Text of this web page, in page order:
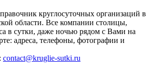
круглосуточных организаций в
области. Все компании столицы,
в сутки, даже ночью рядом с Вами на
адреса, телефоны, фотографии и
contact@kruglie-sutki.ru